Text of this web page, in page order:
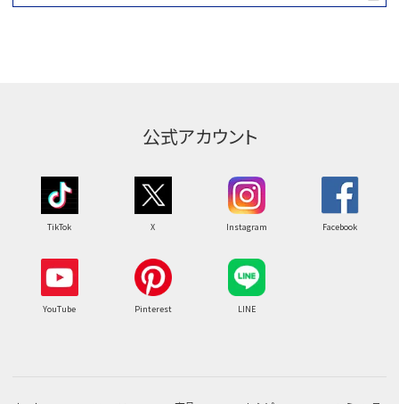
公式アカウント
TikTok X Instagram Facebook
YouTube Pinterest LINE